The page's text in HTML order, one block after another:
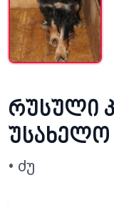
რუსული
უსახელო
• ძუ